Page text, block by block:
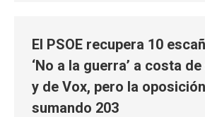
El PSOE recupera 10
‘No a la guerra’ a costa
y de Vox, pero la
sumando 203